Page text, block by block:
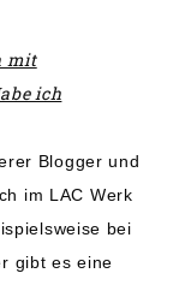
mit
ich
Blogger und
im LAC Werk
bei
gibt es eine